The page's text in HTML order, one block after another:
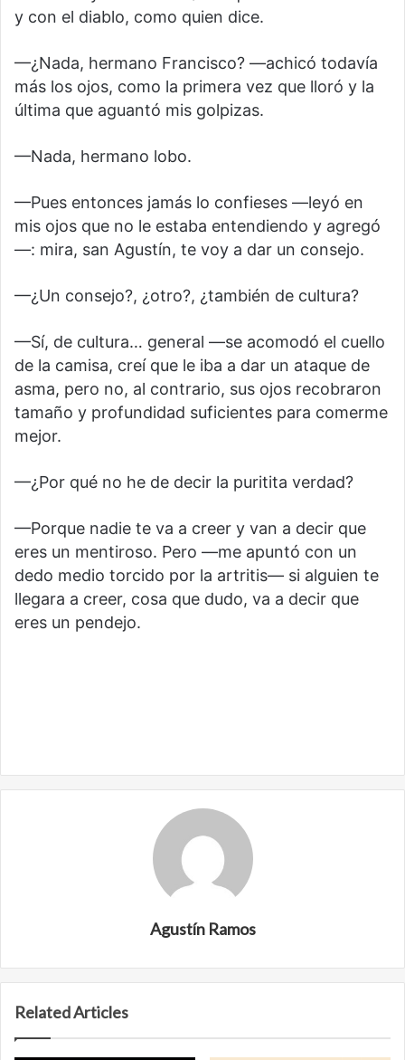
y con el diablo, como quien dice.
—¿Nada, hermano Francisco? —achicó todavía
más los ojos, como la primera vez que lloró y la
última que aguantó mis golpizas.
—Nada, hermano lobo.
—Pues entonces jamás lo confieses —leyó en
mis ojos que no le estaba entendiendo y agregó
—: mira, san Agustín, te voy a dar un consejo.
—¿Un consejo?, ¿otro?, ¿también de cultura?
—Sí, de cultura… general —se acomodó el cuello
de la camisa, creí que le iba a dar un ataque de
asma, pero no, al contrario, sus ojos recobraron
tamaño y profundidad suficientes para comerme
mejor.
—¿Por qué no he de decir la puritita verdad?
—Porque nadie te va a creer y van a decir que
eres un mentiroso. Pero —me apuntó con un
dedo medio torcido por la artritis— si alguien te
llegara a creer, cosa que dudo, va a decir que
eres un pendejo.
Agustín Ramos
Related Articles